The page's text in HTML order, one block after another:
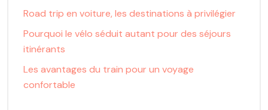
Road trip en voiture, les destinations à privilégier
Pourquoi le vélo séduit autant pour des séjours
itinérants
Les avantages du train pour un voyage
confortable